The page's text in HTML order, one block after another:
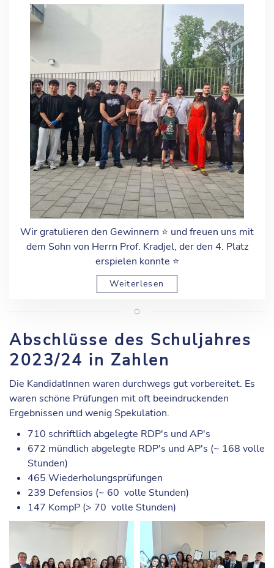
Wir gratulieren den Gewinnern ⭐️ und freuen uns mit
dem Sohn von Herrn Prof. Kradjel, der den 4. Platz
erspielen konnte ⭐️
Weiterlesen
Abschlüsse des Schuljahres
2023/24 in Zahlen
Die KandidatInnen waren durchwegs gut vorbereitet. Es
waren schöne Prüfungen mit oft beeindruckenden
Ergebnissen und wenig Spekulation.
710 schriftlich abgelegte RDP's und AP's
672 mündlich abgelegte RDP's und AP's (~ 168 volle
Stunden)
465 Wiederholungsprüfungen
239 Defensios (~ 60 volle Stunden)
147 KompP (> 70 volle Stunden)